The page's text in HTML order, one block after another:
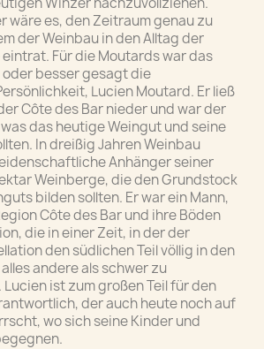
wäre es, den Zeitraum genau zu
der Weinbau in den Alltag der
Für die Moutards war das
besser gesagt die
Lucien Moutard. Er ließ
Côte des Bar nieder und war der
das heutige Weingut und seine
In dreißig Jahren Weinbau
Anhänger seiner
Weinberge, die den Grundstock
bilden sollten. Er war ein Mann,
Côte des Bar und ihre Böden
die in einer Zeit, in der der
den südlichen Teil völlig in den
andere als schwer zu
ist zum großen Teil für den
der auch heute noch auf
wo sich seine Kinder und